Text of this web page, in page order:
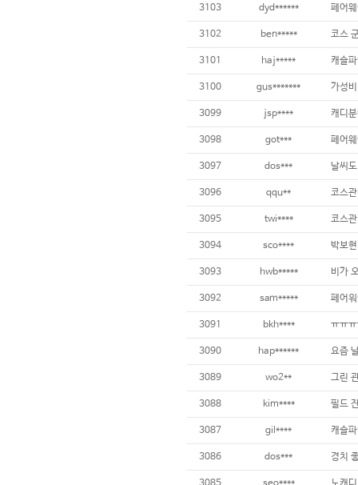
3103 dyd******
3102 ben*****
3101 haj***** 캐슬
3100 gus******* 가성
3099 jsp****
3098 got***
3097 dos***
3096 qqu**
3095 twi**** 코스
3094 sco****
3093 hwb*****
3092 sam***** 페어
3091 bkh**** ㅠㅠ
3090 hap******
3089 wo2**
3088 kim****
3087 gil**** 캐슬
3086 dos*** 경치